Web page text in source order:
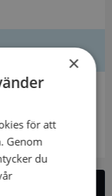
×
för att
Genom
du